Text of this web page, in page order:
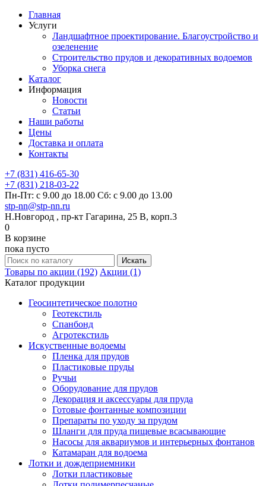
Главная
Услуги
Ландшафтное проектирование. Благоустройство и
озеленение
Строительство прудов и декоративных водоемов
Уборка снега
Каталог
Информация
Новости
Статьи
Наши работы
Цены
Доставка и оплата
Контакты
+7 (831) 416-65-30
+7 (831) 218-03-22
Пн-Пт: с 9.00 до 18.00 Сб: с 9.00 до 13.00
stp-nn@stp-nn.ru
Н.Новгород , пр-кт Гагарина, 25 В, корп.3
0
В корзине
пока пусто
Товары по акции (192) Акции (1)
Каталог продукции
Геосинтетическое полотно
Геотекстиль
Спанбонд
Агротекстиль
Искуственные водоемы
Пленка для прудов
Пластиковые пруды
Ручьи
Оборудование для прудов
Декорация и аксессуары для пруда
Готовые фонтанные композиции
Препараты по уходу за прудом
Шланги для пруда пищевые всасывающие
Насосы для аквариумов и интерьерных фонтанов
Катамаран для водоема
Лотки и дождеприемники
Лотки пластиковые